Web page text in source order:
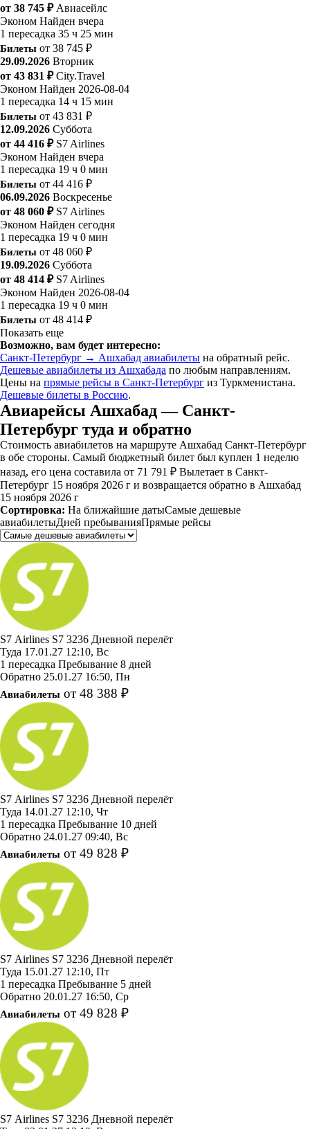
от 38 745 ₽ Авиасейлс
Эконом Найден вчера
1 пересадка 35 ч 25 мин
Билеты от 38 745 ₽
29.09.2026 Вторник
от 43 831 ₽ City.Travel
Эконом Найден 2026-08-04
1 пересадка 14 ч 15 мин
Билеты от 43 831 ₽
12.09.2026 Суббота
от 44 416 ₽ S7 Airlines
Эконом Найден вчера
1 пересадка 19 ч 0 мин
Билеты от 44 416 ₽
06.09.2026 Воскресенье
от 48 060 ₽ S7 Airlines
Эконом Найден сегодня
1 пересадка 19 ч 0 мин
Билеты от 48 060 ₽
19.09.2026 Суббота
от 48 414 ₽ S7 Airlines
Эконом Найден 2026-08-04
1 пересадка 19 ч 0 мин
Билеты от 48 414 ₽
Показать еще
Возможно, вам будет интересно:
Санкт-Петербург → Ашхабад авиабилеты на обратный рейс.
Дешевые авиабилеты из Ашхабада по любым направлениям.
Цены на прямые рейсы в Санкт-Петербург из Туркменистана.
Дешевые билеты в Россию.
Авиарейсы Ашхабад — Санкт-
Петербург туда и обратно
Стоимость авиабилетов на маршруте Ашхабад Санкт-Петербург
в обе стороны. Самый бюджетный билет был куплен 1 неделю
назад, его цена составила от 71 791 ₽ Вылетает в Санкт-
Петербург 15 ноября 2026 г и возвращается обратно в Ашхабад
15 ноября 2026 г
Сортировка: На ближайшие датыСамые дешевые
авиабилетыДней пребыванияПрямые рейсы
S7 Airlines S7 3236 Дневной перелёт
Туда 17.01.27 12:10, Вс
1 пересадка Пребывание 8 дней
Обратно 25.01.27 16:50, Пн
Авиабилеты от 48 388 ₽
S7 Airlines S7 3236 Дневной перелёт
Туда 14.01.27 12:10, Чт
1 пересадка Пребывание 10 дней
Обратно 24.01.27 09:40, Вс
Авиабилеты от 49 828 ₽
S7 Airlines S7 3236 Дневной перелёт
Туда 15.01.27 12:10, Пт
1 пересадка Пребывание 5 дней
Обратно 20.01.27 16:50, Ср
Авиабилеты от 49 828 ₽
S7 Airlines S7 3236 Дневной перелёт